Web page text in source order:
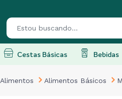
Cestas Básicas Bebidas
Alimentos Alimentos Básicos